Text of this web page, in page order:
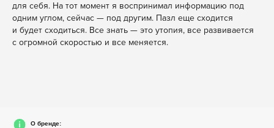
для себя. На тот момент я воспринимал информацию под
одним углом, сейчас — под другим. Пазл еще сходится
и будет сходиться. Все знать — это утопия, все развивается
с огромной скоростью и все меняется.
О бренде: